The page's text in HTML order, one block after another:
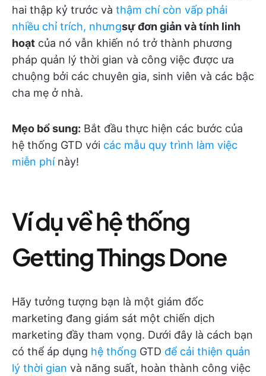
hai thập kỷ trước và thậm chí còn vấp phải
nhiều chỉ trích, nhưngsự đơn giản và tính linh
hoạt của nó vẫn khiến nó trở thành phương
pháp quản lý thời gian và công việc được ưa
chuộng bởi các chuyên gia, sinh viên và các bậc
cha mẹ ở nhà.
Mẹo bổ sung: Bắt đầu thực hiện các bước của
hệ thống GTD với các mẫu quy trình làm việc
miễn phínày!
Ví dụ về hệ thống
Getting Things Done
Hãy tưởng tượng bạn là một giám đốc
marketing đang giám sát một chiến dịch
marketing đầy tham vọng. Dưới đây là cách bạn
có thể áp dụng hệ thống GTD để cải thiện quản
lý thời gian và năng suất, hoàn thành công việc